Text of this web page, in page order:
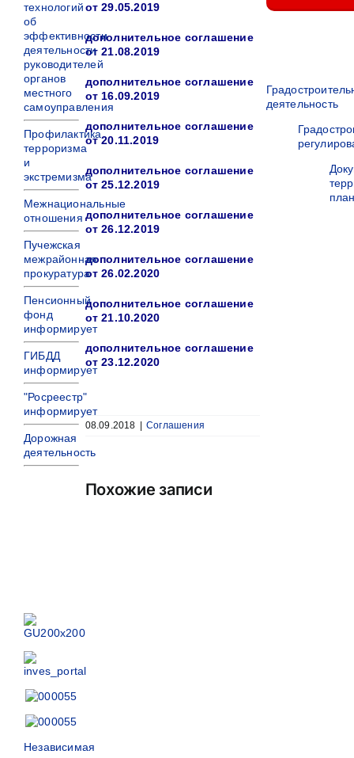
от 29.05.2019
дополнительное соглашение
от 21.08.2019
дополнительное соглашение
от 16.09.2019
дополнительное соглашение
от 20.11.2019
дополнительное соглашение
от 25.12.2019
дополнительное соглашение
от 26.12.2019
дополнительное соглашение
от 26.02.2020
дополнительное соглашение
от 21.10.2020
дополнительное соглашение
от 23.12.2020
08.09.2018 Соглашения
Похожие записи
технологий
об
эффективности
деятельности
руководителей
органов
местного
самоуправления
Профилактика
терроризма
и
экстремизма
Межнациональные
отношения
Пучежская
межрайонная
прокуратура
Пенсионный
фонд
информирует
ГИБДД
информирует
"Росреестр"
информирует
Дорожная
деятельность
Независимая
деятельность